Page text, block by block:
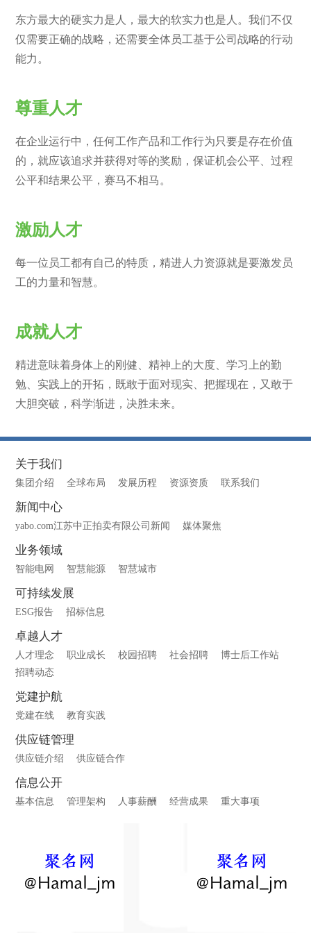
东方最大的硬实力是人，最大的软实力也是人。我们不仅
仅需要正确的战略，还需要全体员工基于公司战略的行动
能力。
尊重人才
在企业运行中，任何工作产品和工作行为只要是存在价值
的，就应该追求并获得对等的奖励，保证机会公平、过程
公平和结果公平，赛马不相马。
激励人才
每一位员工都有自己的特质，精进人力资源就是要激发员
工的力量和智慧。
成就人才
精进意味着身体上的刚健、精神上的大度、学习上的勤
勉、实践上的开拓，既敢于面对现实、把握现在，又敢于
大胆突破，科学渐进，决胜未来。
关于我们
集团介绍 全球布局 发展历程 资源资质 联系我们
新闻中心
yabo.com江苏中正拍卖有限公司新闻 媒体聚焦
业务领域
智能电网 智慧能源 智慧城市
可持续发展
ESG报告 招标信息
卓越人才
人才理念 职业成长 校园招聘 社会招聘
博士后工作站
招聘动态
党建护航
党建在线 教育实践
供应链管理
供应链介绍 供应链合作
信息公开
基本信息 管理架构 人事薪酬 经营成果 重大事项